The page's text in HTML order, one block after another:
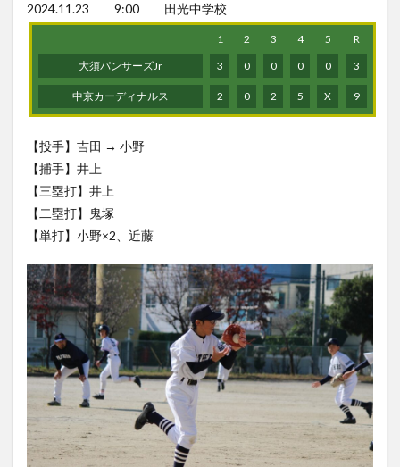
2024.11.23 9:00 田光中学校
1 2 3 4 5
R
大須パンサーズJr
3 0 0 0 0 3
中京カーディナルス 2 0 2 5 X 9
【投手】吉田 → 小野
【捕手】井上
【三塁打】井上
【二塁打】鬼塚
【単打】小野×2、近藤